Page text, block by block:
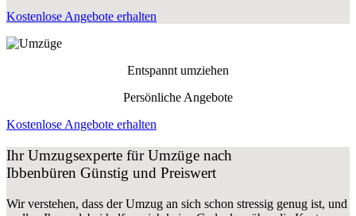
Kostenlose Angebote erhalten
Entspannt umziehen
Persönliche Angebote
Kostenlose Angebote erhalten
Ihr Umzugsexperte für Umzüge nach
Ibbenbüren Günstig und Preiswert
Wir verstehen, dass der Umzug an sich schon stressig genug ist, und